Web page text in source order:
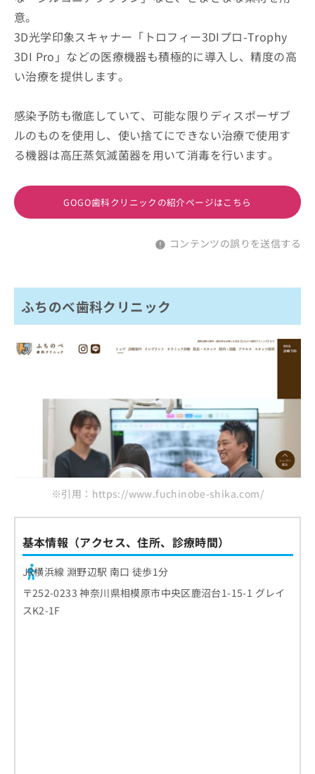
意。
3D光学印象スキャナー「トロフィー3DIプロ-Trophy
3DI Pro」などの医療機器も積極的に導入し、精度の高
い治療を提供します。
感染予防も徹底していて、可能な限りディスポーザブ
ルのものを使用し、使い捨てにできない治療で使用す
る機器は高圧蒸気滅菌器を用いて消毒を行います。
GOGO歯科クリニックの紹介ページはこちら
コンテンツの誤りを送信する
ふちのべ歯科クリニック
※引用：https://www.fuchinobe-shika.com/
基本情報（アクセス、住所、診療時間）
JR横浜線 淵野辺駅 南口 徒歩1分
〒252-0233 神奈川県相模原市中央区鹿沼台1-15-1 グレイ
スK2-1F